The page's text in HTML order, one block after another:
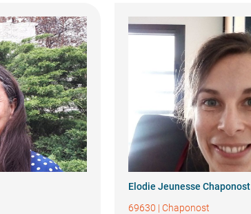
Elodie Jeunesse Chaponost
69630 | Chaponost